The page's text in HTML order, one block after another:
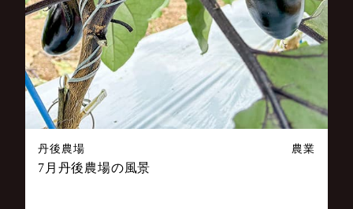
丹後農場 農業
7月丹後農場の風景